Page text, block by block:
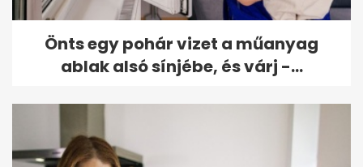
Önts egy pohár vizet a műanyag
ablak alsó sínjébe, és várj -...